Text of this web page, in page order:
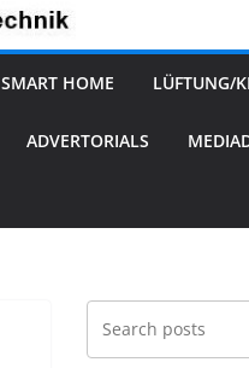
SMART HOME LÜFTUNG/
ADVERTORIALS